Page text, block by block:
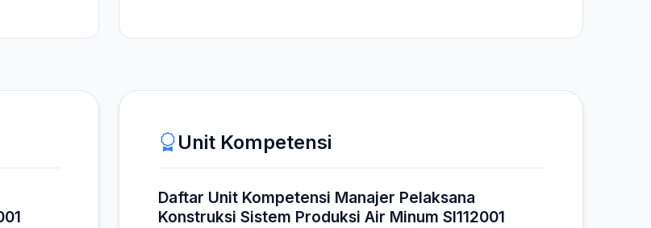
Unit Kompetensi
Daftar Unit Kompetensi Manajer Pelaksana
Konstruksi Sistem Produksi Air Minum SI112001